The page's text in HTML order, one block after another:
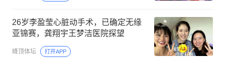
26岁李盈莹心脏动手术，已确定无缘
亚锦赛，龚翔宇王梦洁医院探望
峰顶体坛 打开APP